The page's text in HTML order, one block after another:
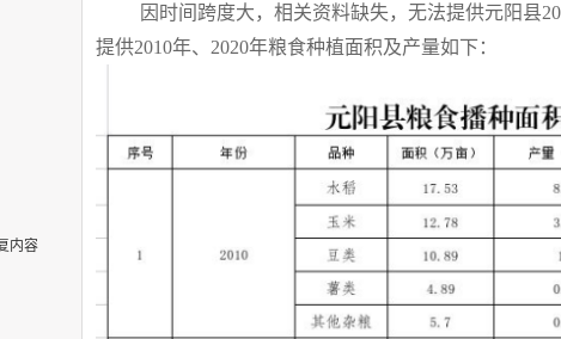
内容
因时间跨度大，相关资料缺失，无法提供元阳县
提供2010年、 2020年粮食种植面积及产量如下：